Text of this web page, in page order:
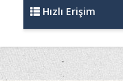
Hızlı Erişim